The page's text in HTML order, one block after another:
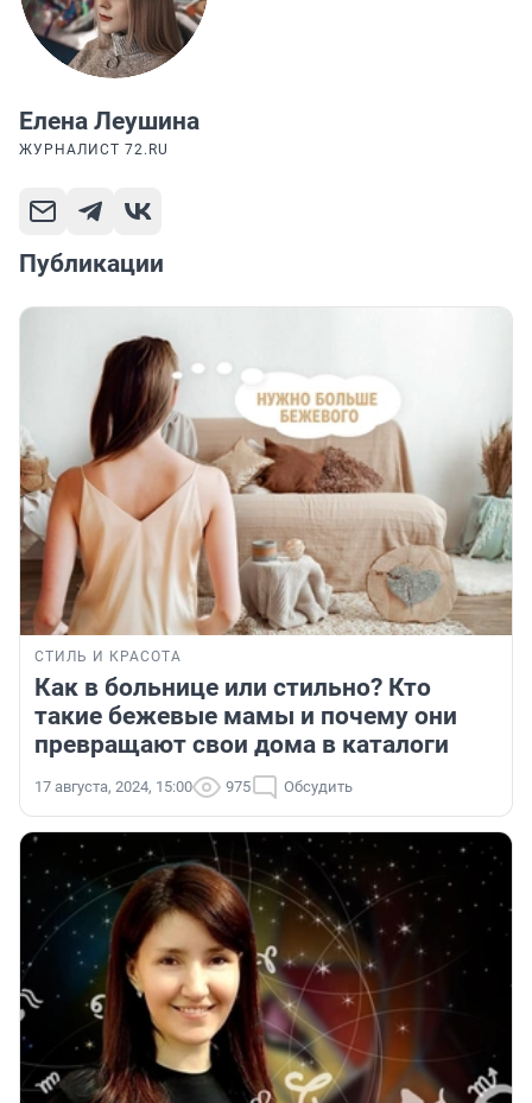
Елена Леушина
ЖУРНАЛИСТ 72.RU
Публикации
СТИЛЬ И КРАСОТА
Как в больнице или стильно? Кто
такие бежевые мамы и почему они
превращают свои дома в каталоги
17 августа, 2024, 15:00 975 Обсудить